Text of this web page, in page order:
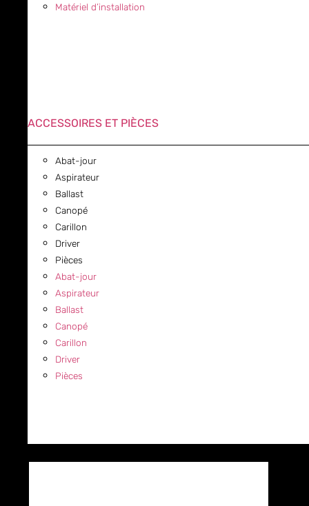
Matériel d’installation
ACCESSOIRES ET PIÈCES
Abat-jour
Aspirateur
Ballast
Canopé
Carillon
Driver
Pièces
Abat-jour
Aspirateur
Ballast
Canopé
Carillon
Driver
Pièces